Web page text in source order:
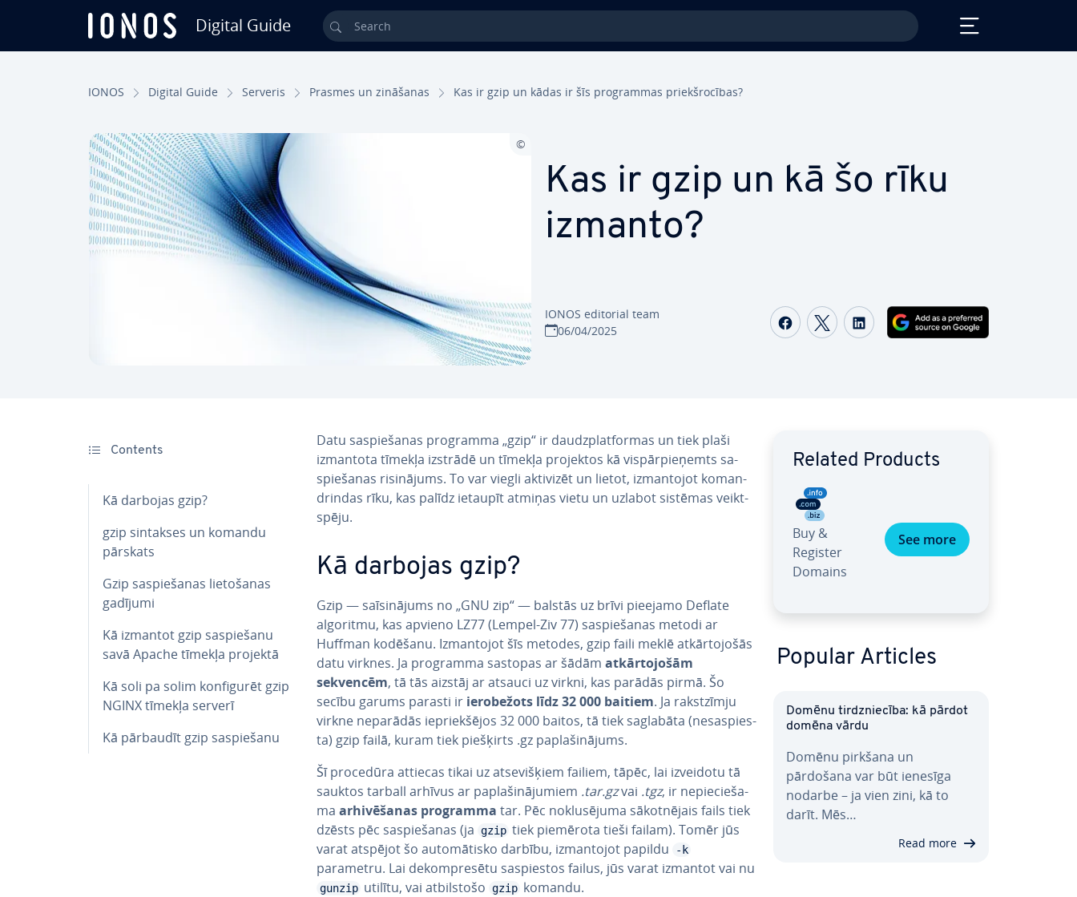
Digital Guide Search
IONOS Digital Guide Serveris Prasmes un zināšanas Kas ir gzip un kādas ir šīs prog­ram­mas priekš­ro­cī­bas?
Kas ir gzip un kā šo rīku
izmanto?
IONOS editorial team
06/04/2025
Share on Facebook
Share on Twitter
Share on LinkedIn
Contents
Kā darbojas gzip?
gzip sintakses un komandu
pārskats
Gzip sa­spie­ša­nas lie­to­ša­nas
gadījumi
Kā izmantot gzip sa­spie­ša­nu
savā Apache tīmekļa projektā
Kā soli pa solim kon­fi­gu­rēt gzip
NGINX tīmekļa serverī
Kā pārbaudīt gzip sa­spie­ša­nu
Datu sa­spie­ša­nas programma „gzip“ ir daudz­plat­for­mas un tiek plaši
izmantota tīmekļa izstrādē un tīmekļa projektos kā vis­pār­pie­ņemts sa­
spie­ša­nas ri­si­nā­jums. To var viegli aktivizēt un lietot, iz­man­to­jot ko­man­
drin­das rīku, kas palīdz ietaupīt atmiņas vietu un uzlabot sistēmas veikt­
spē­ju.
Kā darbojas gzip?
Gzip — sa­īsi­nā­jums no „GNU zip“ — balstās uz brīvi pieejamo Deflate
algoritmu, kas apvieno LZ77 (Lempel-Ziv 77) sa­spie­ša­nas metodi ar
Huffman kodēšanu. Iz­man­to­jot šīs metodes, gzip faili meklē at­kār­to­jo­šās
datu virknes. Ja programma sastopas ar šādām at­kār­to­jo­šām
sekvencēm, tā tās aizstāj ar atsauci uz virkni, kas parādās pirmā. Šo
secību garums parasti ir ie­ro­be­žots līdz 32 000 baitiem. Ja rakstzīm­ju
virkne neparādās ie­priek­šē­jos 32 000 baitos, tā tiek saglabāta (ne­sas­pies­
ta) gzip failā, kuram tiek piešķirts .gz pa­pla­ši­nā­jums.
Šī procedūra attiecas tikai uz at­se­viš­ķiem failiem, tāpēc, lai izveidotu tā
sauktos tarball arhīvus ar pa­pla­ši­nā­ju­miem .tar.gzvai .tgz, ir ne­pie­cie­ša­
ma ar­hi­vē­ša­nas programma tar. Pēc no­klu­sē­ju­ma sā­kot­nē­jais fails tiek
dzēsts pēc sa­spie­ša­nas (ja gzip tiek piemērota tieši failam). Tomēr jūs
varat atspējot šo au­to­mā­tis­ko darbību, iz­man­to­jot papildu
-k
parametru. Lai de­kom­pre­sē­tu sa­spies­tos failus, jūs varat izmantot vai nu
gunzip utilītu, vai at­bil­sto­šo gzip komandu.
Related Products
Buy &
Register
Domains
See more
Popular Articles
Domēnu tirdznie­cī­ba: kā pārdot
domēna vārdu
Domēnu pirkšana un
pārdošana var būt ienesīga
nodarbe – ja vien zini, kā to
darīt. Mēs…
Read more